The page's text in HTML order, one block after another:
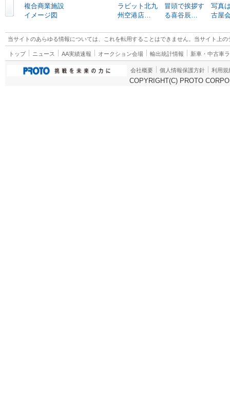
複合商業施設
イメージ図
ラビット北九
州空港店…
冒頭で挨拶す
る喜谷辰…
写真
古屋
当サイトのあらゆる情報については、これを転用することはできません。当サイト上
トップ ニュース AA実績速報 オークション会場 輸出統計情報 新車・中古車
会社概要 個人情報保護方針 利用規
COPYRIGHT(C) PROTO